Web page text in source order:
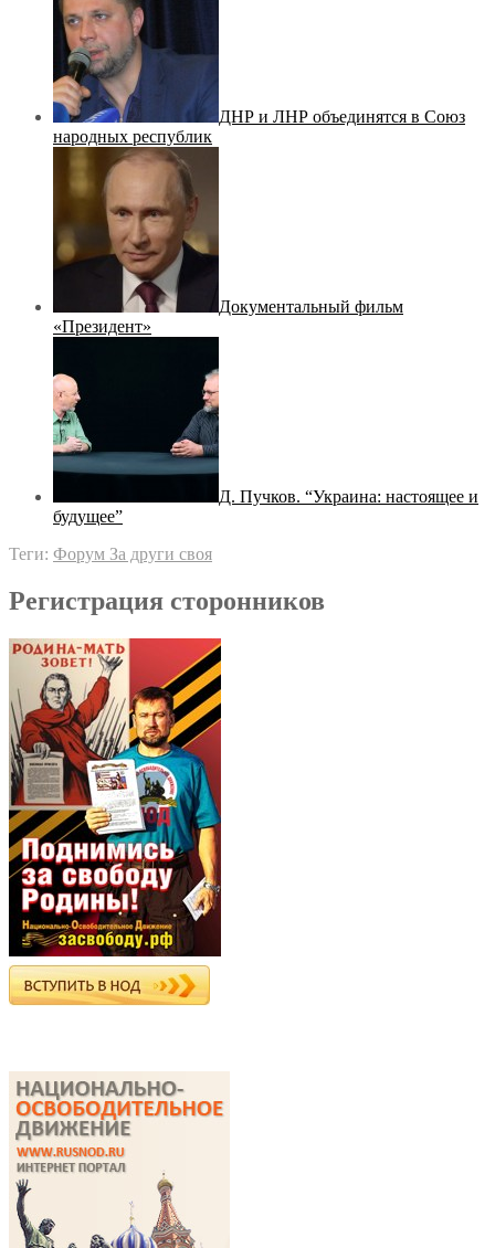
ДНР и ЛНР объединятся в Союз
народных республик
Документальный фильм
«Президент»
Д. Пучков. “Украина: настоящее и
будущее”
Теги: Форум За други своя
Регистрация сторонников